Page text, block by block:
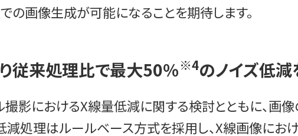
の画像生成が可能になることを期待します。
従来処理比で最大50％※4のノイズ低
撮影におけるX線量低減に関する検討とともに、画
減処理はルールベース方式を採用し、X線画像に